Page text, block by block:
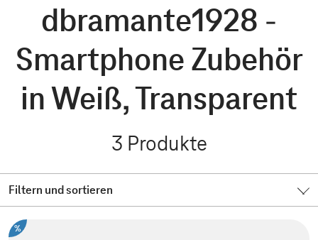
dbramante1928 -
Smartphone Zubehör
in Weiß, Transparent
3 Produkte
Filtern und sortieren
%